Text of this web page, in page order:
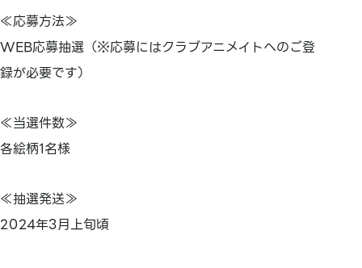
≪応募方法≫
WEB応募抽選（※応募にはクラブアニメイトへのご登
録が必要です）
≪当選件数≫
各絵柄1名様
≪抽選発送≫
2024年3月上旬頃